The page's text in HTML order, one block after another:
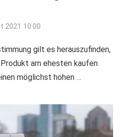
2021 10:00
gilt es herauszufinden,
am ehesten kaufen
möglichst hohen …